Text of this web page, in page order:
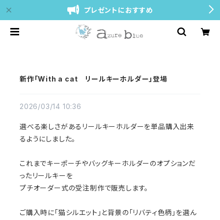
プレゼントにおすすめ
新作「With a cat リールキーホルダー」登場
2026/03/14 10:36
選べる楽しさがあるリールキーホルダーを単品購入出来
るようにしました。
これまでキーポーチやバッグキーホルダーのオプションだ
ったリールキーを
プチオーダー式の受注制作で販売します。
ご購入時に「猫シルエット」と背景の「リバティ色柄」を選ん